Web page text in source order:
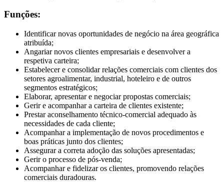
Funções:
Identificar novas oportunidades de negócio na área geográfica
atribuída;
Angariar novos clientes empresariais e desenvolver a
respetiva carteira;
Estabelecer e consolidar relações comerciais com clientes dos
setores agroalimentar, industrial, hoteleiro e de outros
segmentos estratégicos;
Elaborar, apresentar e negociar propostas comerciais;
Gerir e acompanhar a carteira de clientes existente;
Prestar aconselhamento técnico-comercial adequado às
necessidades de cada cliente;
Acompanhar a implementação de novos procedimentos e
boas práticas junto dos clientes;
Assegurar a correta adoção das soluções apresentadas;
Gerir o processo de pós-venda;
Acompanhar e fidelizar os clientes, promovendo relações
comerciais duradouras.